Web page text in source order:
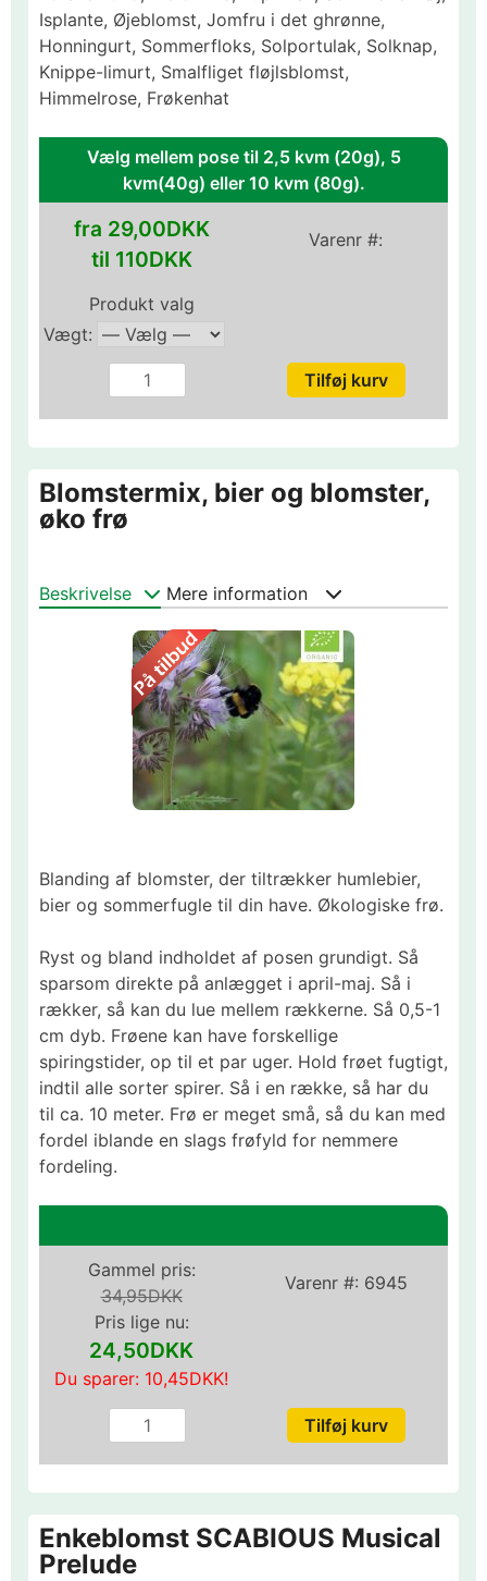
Isplante, Øjeblomst, Jomfru i det ghrønne,
Honningurt, Sommerfloks, Solportulak, Solknap,
Knippe-limurt, Smalfliget fløjlsblomst,
Himmelrose, Frøkenhat
Vælg mellem pose til 2,5 kvm (20g), 5
kvm(40g) eller 10 kvm (80g).
Produkt valg
Vægt:
Varenr #:
fra 29,00DKK
til 110DKK
Blomstermix, bier og blomster,
øko frø
Beskrivelse Mere information
Blanding af blomster, der tiltrækker humlebier,
bier og sommerfugle til din have. Økologiske frø.
Ryst og bland indholdet af posen grundigt. Så
sparsom direkte på anlægget i april-maj. Så i
rækker, så kan du lue mellem rækkerne. Så 0,5-1
cm dyb. Frøene kan have forskellige
spiringstider, op til et par uger. Hold frøet fugtigt,
indtil alle sorter spirer. Så i en række, så har du
til ca. 10 meter. Frø er meget små, så du kan med
fordel iblande en slags frøfyld for nemmere
fordeling.
Varenr #: 6945
Gammel pris:
34,95DKK
Pris lige nu:
24,50DKK
Du sparer: 10,45DKK!
Enkeblomst SCABIOUS Musical
Prelude